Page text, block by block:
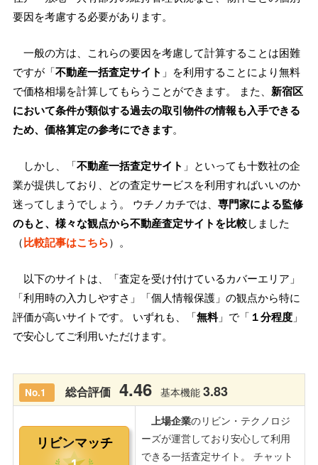
要因を考慮する必要があります。
一般の方は、これらの要因を考慮して計算することは困難
ですが「不動産一括査定サイト 」を利用することにより無料
で価格相場を計算してもらうことができます。 また、 新宿区
において条件が類似する過去の取引物件の情報も入手できる
ため、価格算定の参考にできます。
しかし、「不動産一括査定サイト 」といっても十数社の企
業が提供しており、どの査定サービスを利用すればいいのか
迷ってしまうでしょう。 ウチノカチでは、 専門家による監修
のもと、様々な観点から不動産査定サイトを比較しました
（比較記事はこちら）。
以下のサイトは、「査定を受け付けているカバーエリア」
「利用時の入力しやすさ」「個人情報保護」の観点から特に
評価が高いサイトです。 いずれも、「無料」で「 １分程度 」
で安心してご利用いただけます。